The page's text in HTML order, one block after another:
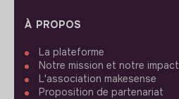
À PROPOS
La plateforme
Notre mission et notre impact
L'association makesense
Proposition de partenariat